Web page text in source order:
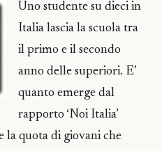
Uno studente su dieci in
Italia lascia la scuola tra
il primo e il secondo
anno delle superiori. E’
quanto emerge dal
rapporto ‘Noi Italia’
la quota di giovani che